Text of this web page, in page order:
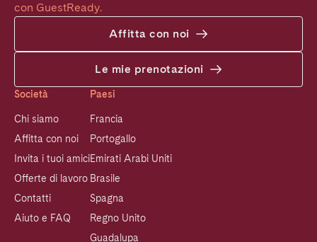
con GuestReady.
Affitta con noi
Le mie prenotazioni
Società
Chi siamo
Affitta con noi
Invita i tuoi amici
Offerte di lavoro
Contatti
Aiuto e FAQ
Paesi
Francia
Portogallo
Emirati Arabi Uniti
Brasile
Spagna
Regno Unito
Guadalupa